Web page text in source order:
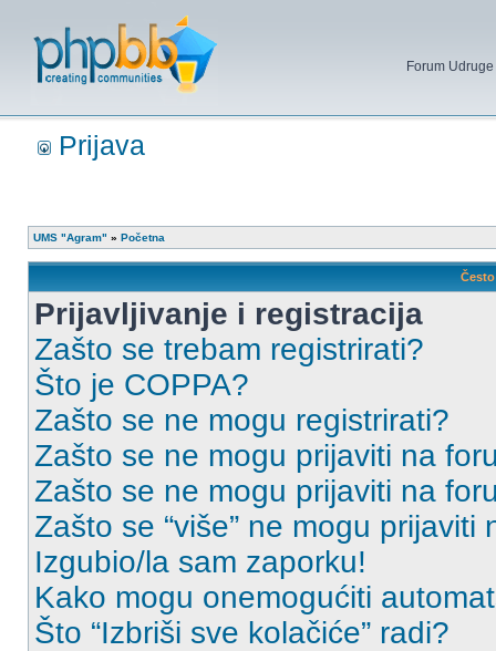
Forum
Prijava
UMS "Agram" » Početna
Prijavljivanje i registracija
Zašto se trebam registrirati?
Što je COPPA?
Zašto se ne mogu registrirati?
Zašto se ne mogu prijaviti na
Zašto se ne mogu prijaviti na
Zašto se “više” ne mogu prijaviti
Izgubio/la sam zaporku!
Kako mogu onemogućiti
Što “Izbriši sve kolačiće” radi?